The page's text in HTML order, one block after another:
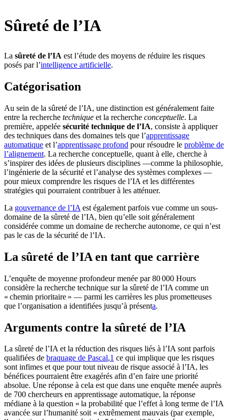
Sûreté de l’IA
La sûreté de l’IA est l’étude des moyens de réduire les risques
posés par l’intelligence artificielle.
Catégorisation
Au sein de la sûreté de l’IA, une distinction est généralement faite
entre la recherche technique et la recherche conceptuelle. La
première, appelée sécurité technique de l’IA, consiste à appliquer
des techniques dans des domaines tels que l’apprentissage
automatique et l’apprentissage profond pour résoudre le problème de
l’alignement. La recherche conceptuelle, quant à elle, cherche à
s’inspirer des idées de plusieurs disciplines —comme la philosophie,
l’ingénierie de la sécurité et l’analyse des systèmes complexes —
pour mieux comprendre les risques de l’IA et les différentes
stratégies qui pourraient contribuer à les atténuer.
La gouvernance de l’IA est également parfois vue comme un sous-
domaine de la sûreté de l’IA, bien qu’elle soit généralement
considérée comme un domaine de recherche autonome, ce qui n’est
pas le cas de la sécurité de l’IA.
La sûreté de l’IA en tant que carrière
L’enquête de moyenne profondeur menée par 80 000 Hours
considère la recherche technique sur la sûreté de l’IA comme un
« chemin prioritaire » — parmi les carrières les plus prometteuses
que l’organisation a identifiées jusqu’à présent⁠a.
Arguments contre la sûreté de l’IA
La sûreté de l’IA et la réduction des risques liés à l’IA sont parfois
qualifiées de braquage de Pascal,⁠1 ce qui implique que les risques
sont infimes et que pour tout niveau de risque associé à l’IA, les
bénéfices pourraient être exagérés afin d’en faire une priorité
absolue. Une réponse à cela est que dans une enquête menée auprès
de 700 chercheurs en apprentissage automatique, la réponse
médiane à la question « la probabilité que l’effet à long terme de l’IA
avancée sur l’humanité soit « extrêmement mauvais (par exemple,